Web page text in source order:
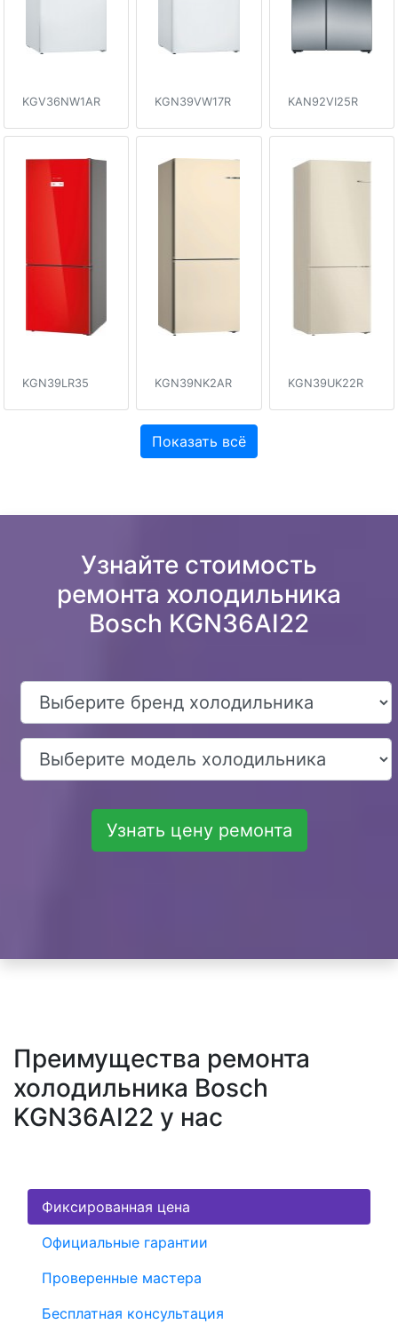
KGV36NW1AR KGN39VW17R KAN92VI25R
KGN39LR35 KGN39NK2AR KGN39UK22R
Показать всё
Узнайте стоимость
ремонта холодильника
Bosch KGN36AI22
Узнать цену ремонта
Преимущества ремонта
холодильника Bosch
KGN36AI22 у нас
Фиксированная цена
Официальные гарантии
Проверенные мастера
Бесплатная консультация